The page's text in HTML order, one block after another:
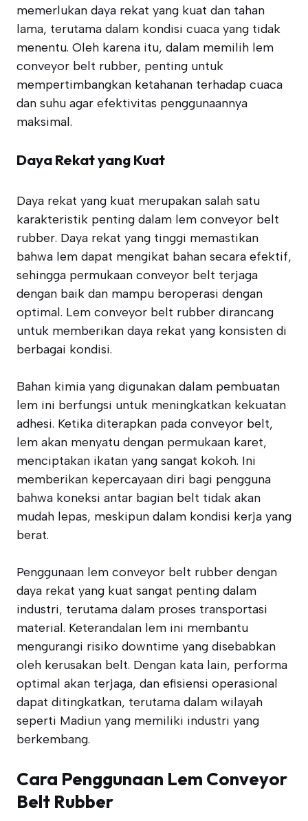
memerlukan daya rekat yang kuat dan tahan
lama, terutama dalam kondisi cuaca yang tidak
menentu. Oleh karena itu, dalam memilih lem
conveyor belt rubber, penting untuk
mempertimbangkan ketahanan terhadap cuaca
dan suhu agar efektivitas penggunaannya
maksimal.
Daya Rekat yang Kuat
Daya rekat yang kuat merupakan salah satu
karakteristik penting dalam lem conveyor belt
rubber. Daya rekat yang tinggi memastikan
bahwa lem dapat mengikat bahan secara efektif,
sehingga permukaan conveyor belt terjaga
dengan baik dan mampu beroperasi dengan
optimal. Lem conveyor belt rubber dirancang
untuk memberikan daya rekat yang konsisten di
berbagai kondisi.
Bahan kimia yang digunakan dalam pembuatan
lem ini berfungsi untuk meningkatkan kekuatan
adhesi. Ketika diterapkan pada conveyor belt,
lem akan menyatu dengan permukaan karet,
menciptakan ikatan yang sangat kokoh. Ini
memberikan kepercayaan diri bagi pengguna
bahwa koneksi antar bagian belt tidak akan
mudah lepas, meskipun dalam kondisi kerja yang
berat.
Penggunaan lem conveyor belt rubber dengan
daya rekat yang kuat sangat penting dalam
industri, terutama dalam proses transportasi
material. Keterandalan lem ini membantu
mengurangi risiko downtime yang disebabkan
oleh kerusakan belt. Dengan kata lain, performa
optimal akan terjaga, dan efisiensi operasional
dapat ditingkatkan, terutama dalam wilayah
seperti Madiun yang memiliki industri yang
berkembang.
Cara Penggunaan Lem Conveyor
Belt Rubber